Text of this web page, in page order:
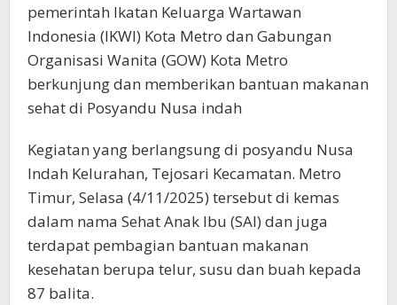
pemerintah Ikatan Keluarga Wartawan
Indonesia (IKWI) Kota Metro dan Gabungan
Organisasi Wanita (GOW) Kota Metro
berkunjung dan memberikan bantuan makanan
sehat di Posyandu Nusa indah
Kegiatan yang berlangsung di posyandu Nusa
Indah Kelurahan, Tejosari Kecamatan. Metro
Timur, Selasa (4/11/2025) tersebut di kemas
dalam nama Sehat Anak Ibu (SAI) dan juga
terdapat pembagian bantuan makanan
kesehatan berupa telur, susu dan buah kepada
87 balita.